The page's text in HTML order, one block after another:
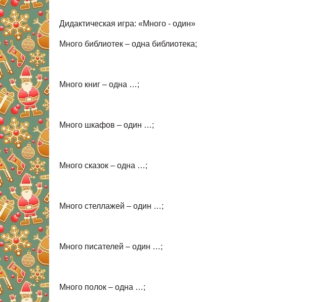
Дидактическая игра: «Много - один»
Много библиотек – одна библиотека;
Много книг – одна …;
Много шкафов – один …;
Много сказок – одна …;
Много стеллажей – один …;
Много писателей – один …;
Много полок – одна …;